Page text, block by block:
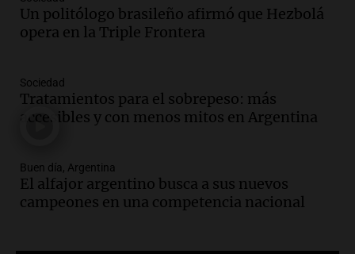
Episodios
Audio.Docentes de Jujuy enfrentan
Panorama Federal
Episodios
Audio. Brutal asalto en Concepción:
robarle un millón de pesos
Panorama Federal
Episodios
Un politólogo brasileño afirmó que Hezbolá
opera en la Triple Frontera
Sociedad
Tratamientos para el sobrepeso: más
accesibles y con menos mitos en Argentina
Buen día, Argentina
El alfajor argentino busca a sus nuevos
campeones en una competencia nacional